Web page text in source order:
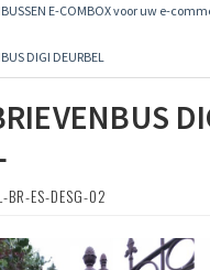
E-COMBOX voor uw e-
DIGI DEURBEL
BR-ES-DESG-02